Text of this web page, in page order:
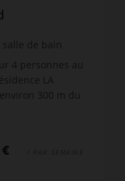
salle de bain
4 personnes au
LA
300 m du
/ PAR SEMAINE